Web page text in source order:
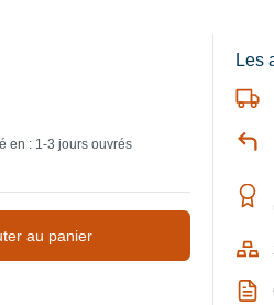
en : 1-3 jours ouvrés
au panier
Les